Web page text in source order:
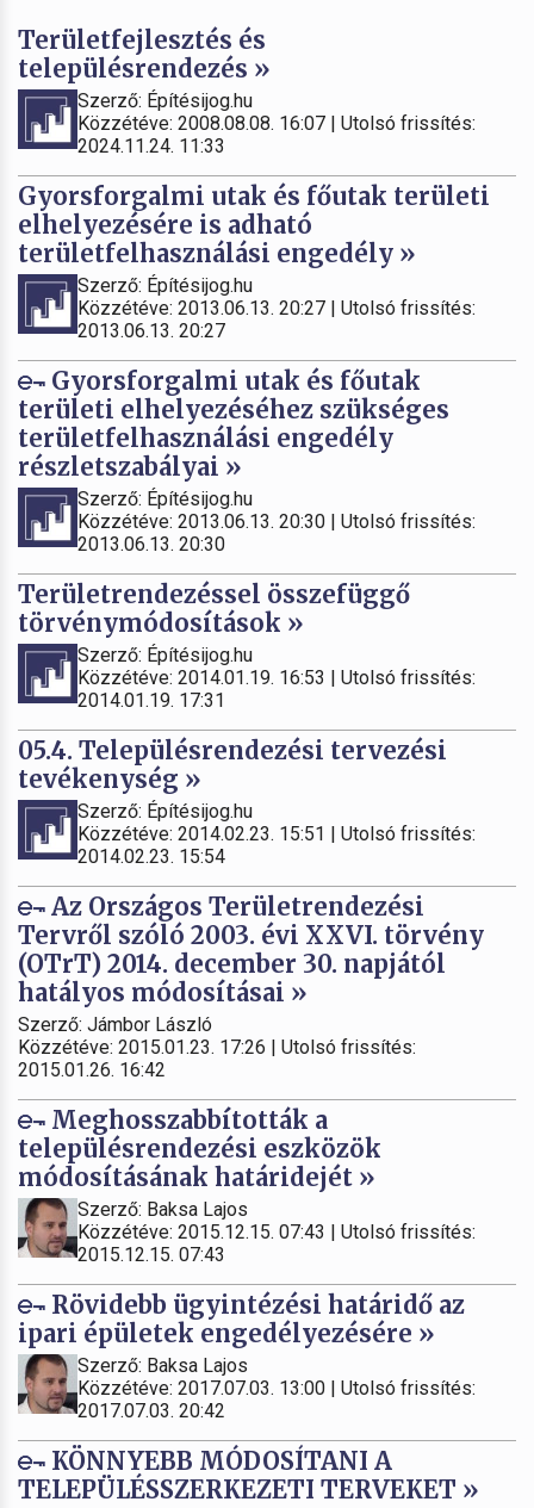
Területfejlesztés és
településrendezés »
Szerző: Építésijog.hu
Közzétéve: 2008.08.08. 16:07 | Utolsó frissítés:
2024.11.24. 11:33
Gyorsforgalmi utak és főutak területi
elhelyezésére is adható
területfelhasználási engedély »
Szerző: Építésijog.hu
Közzétéve: 2013.06.13. 20:27 | Utolsó frissítés:
2013.06.13. 20:27
Gyorsforgalmi utak és főutak
területi elhelyezéséhez szükséges
területfelhasználási engedély
részletszabályai »
Szerző: Építésijog.hu
Közzétéve: 2013.06.13. 20:30 | Utolsó frissítés:
2013.06.13. 20:30
Területrendezéssel összefüggő
törvénymódosítások »
Szerző: Építésijog.hu
Közzétéve: 2014.01.19. 16:53 | Utolsó frissítés:
2014.01.19. 17:31
05.4. Településrendezési tervezési
tevékenység »
Szerző: Építésijog.hu
Közzétéve: 2014.02.23. 15:51 | Utolsó frissítés:
2014.02.23. 15:54
Az Országos Területrendezési
Tervről szóló 2003. évi XXVI. törvény
(OTrT) 2014. december 30. napjától
hatályos módosításai »
Szerző: Jámbor László
Közzétéve: 2015.01.23. 17:26 | Utolsó frissítés:
2015.01.26. 16:42
Meghosszabbították a
településrendezési eszközök
módosításának határidejét »
Szerző: Baksa Lajos
Közzétéve: 2015.12.15. 07:43 | Utolsó frissítés:
2015.12.15. 07:43
Rövidebb ügyintézési határidő az
ipari épületek engedélyezésére »
Szerző: Baksa Lajos
Közzétéve: 2017.07.03. 13:00 | Utolsó frissítés:
2017.07.03. 20:42
KÖNNYEBB MÓDOSÍTANI A
TELEPÜLÉSSZERKEZETI TERVEKET »